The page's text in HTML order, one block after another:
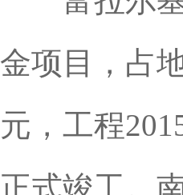
金项目，占
元，工程
正式竣工。